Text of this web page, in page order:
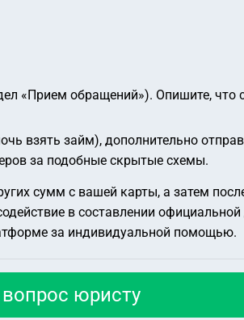
«Прием обращений»). Опишите, что
взять займ), дополнительно
за подобные скрытые схемы.
сумм с вашей карты, а затем
в составлении
за индивидуальной помощью.
юристу